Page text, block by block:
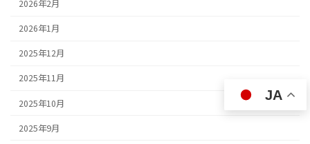
2026年2月
2026年1月
2025年12月
2025年11月
2025年10月
2025年9月
JA